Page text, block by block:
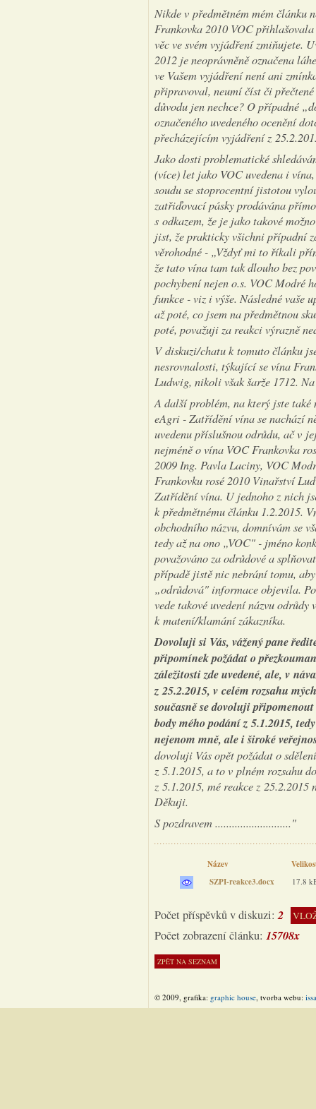
Nikde v předmětném mém článku
Frankovka 2010 VOC
věc ve svém vyjádření zmiňujete.
2012 je neoprávněně označena
ve Vašem vyjádření není ani
připravoval, neumí číst či
důvodu jen nechce? O případné
označeného uvedeného ocenění
přecházejícím vyjádření z
Jako dosti problematické
(více) let jako VOC uvedena i
soudu se stoprocentní jistotou
zatřiďovací pásky prodávána
s odkazem, že je jako takové
jist, že prakticky všichni případní
věrohodné - „Vždyť mi to říkali
že tato vína tam tak dlouho bez
pochybení nejen o.s. VOC Modré
funkce - viz i výše. Následné vaše
až poté, co jsem na předmětnou
poté, považuji za reakci výrazně
V diskuzi/chatu k tomuto článku
nesrovnalosti, týkající se vína
Ludwig, nikoli však šarže 1712.
A další problém, na který jste
eAgri - Zatřídění vína se nachází
uvedenu příslušnou odrůdu, ač v
nejméně o vína VOC Frankovka
2009 Ing. Pavla Laciny, VOC
Frankovku rosé 2010 Vinařství
Zatřídění vína. U jednoho z nich
k předmětnému článku 1.2.2015.
obchodního názvu, domnívám se
tedy až na ono „VOC" - jméno
považováno za odrůdové a
případě jistě nic nebrání tomu,
„odrůdová" informace objevila.
vede takové uvedení názvu
k matení/klamání zákazníka.
Dovoluji si Vás, vážený pane
připomínek požádat o
záležitosti zde uvedené, ale, v
z 25.2.2015, v celém rozsahu
současně se dovoluji
body mého podání z 5.1.2015,
nejenom mně, ale i široké
dovoluji Vás opět požádat o
z 5.1.2015, a to v plném rozsahu
z 5.1.2015, mé reakce z
Děkuji.
S pozdravem ..........................."
Název
SZPI-reakce3.docx
17.8
Počet příspěvků v diskuzi:2
Počet zobrazení článku: 15708x
© 2009, grafika: graphic house, tvorba webu: